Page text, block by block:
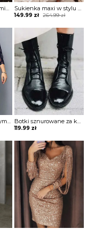
Sukienka mini na ramiączkach błyszcząca Sukienka maxi w stylu boho z tiulową warstwą
264.99zł
Original
was:
264.99 zł.
149.99 zł
Current
is:
149.99 zł.
Sukienka z cekinowym przodem i paskami Botki sznurowane za kostkę na płaskiej podeszwie
119.99 zł